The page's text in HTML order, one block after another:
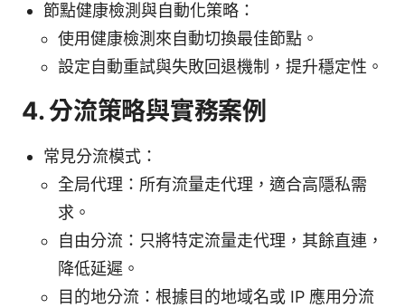
節點健康檢測與自動化策略：
使用健康檢測來自動切換最佳節點。
設定自動重試與失敗回退機制，提升穩定性。
4. 分流策略與實務案例
常見分流模式：
全局代理：所有流量走代理，適合高隱私需
求。
自由分流：只將特定流量走代理，其餘直連，
降低延遲。
目的地分流：根據目的地域名或 IP 應用分流